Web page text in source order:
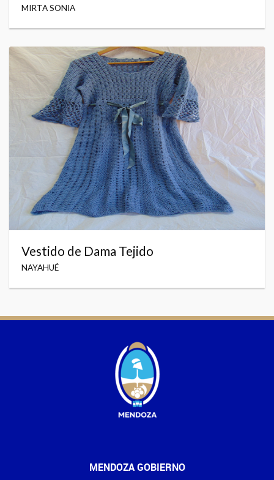
MIRTA SONIA
Vestido de Dama Tejido
NAYAHUÉ
MENDOZA GOBIERNO